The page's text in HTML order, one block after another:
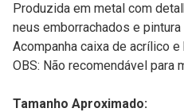
Produzida em metal com
neus emborrachados e
Acompanha caixa de acrílico e
OBS: Não recomendável para
Tamanho Aproximado: